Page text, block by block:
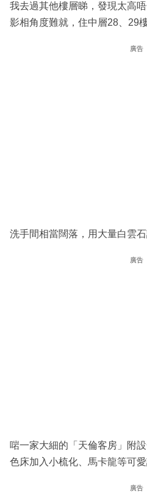
我去過其他樓層睇，發現太高
影相角度難就，住中層28、29
廣告
洗手間相當闊落，用大量白雲石
廣告
啱一家大細的「天倫客房」附
色床加入小梳化、馬卡龍等可愛
廣告